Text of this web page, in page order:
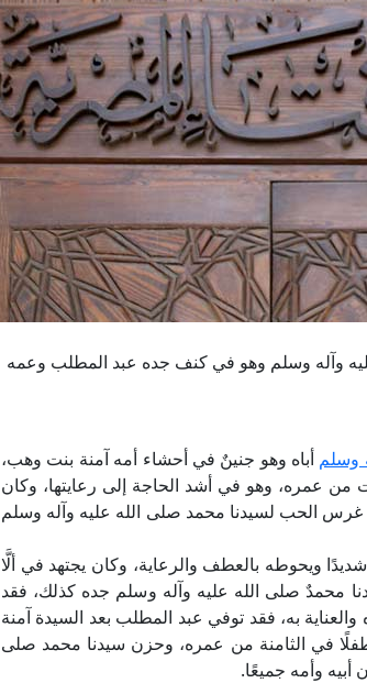
وآله وسلم وهو في كنف جده عبد المطلب وعمه
وسلم أباه وهو جنينٌ في أحشاء أمه آمنة بنت وهب،
عمره، وهو في أشد الحاجة إلى رعايتها، وكان
الحب لسيدنا محمد صلى الله عليه وآله وسلم
ويحوطه بالعطف والرعاية، وكان يجتهد في ألَّا
محمدٌ صلى الله عليه وآله وسلم جده كذلك، فقد
به، فقد توفي عبد المطلب بعد السيدة آمنة
في الثامنة من عمره، وحزن سيدنا محمد صلى
وأمه جميعًا.